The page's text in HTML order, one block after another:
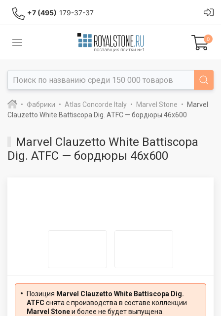
+7 (495) 179-37-37
0
Фабрики Atlas Concorde Italy Marvel Stone
Marvel
Clauzetto White Battiscopa Dig. ATFC — бордюры 46x600
Marvel Clauzetto White Battiscopa
Dig. ATFC — бордюры 46x600
Позиция Marvel Clauzetto White Battiscopa Dig.
ATFC снята с производства в составе коллекции
Marvel Stoneи более не будет выпущена.